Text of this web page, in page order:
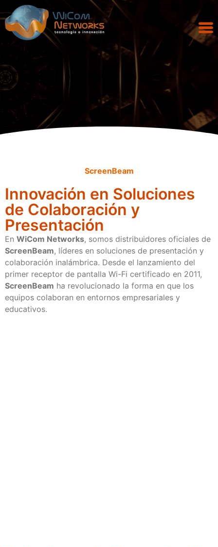
ScreenBeam
Innovación en Soluciones
de Colaboración y
Presentación
En WiCom Networks, somos distribuidores oficiales de
ScreenBeam, líderes en soluciones de presentación y
colaboración inalámbrica. Desde el lanzamiento del
primer receptor de pantalla Wi-Fi certificado en 2011,
ScreenBeam ha revolucionado la forma en que los
equipos colaboran en entornos empresariales y
educativos.